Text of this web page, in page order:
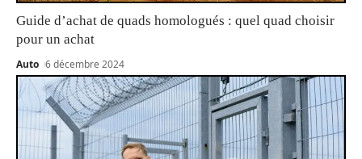
Guide d’achat de quads homologués : quel quad choisir
pour un achat
Auto 6 décembre 2024